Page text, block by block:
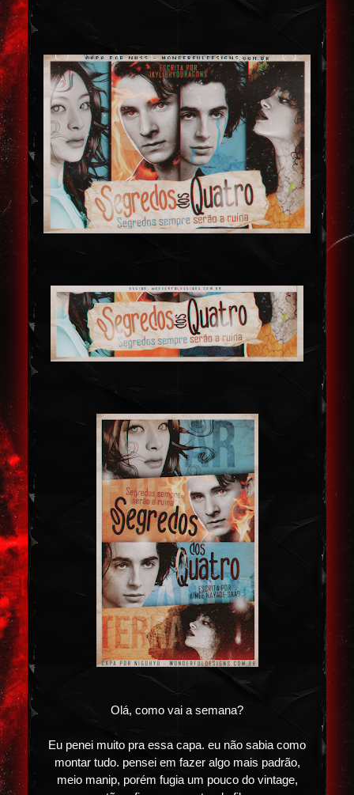
Olá, como vai a semana?
Eu penei muito pra essa capa. eu não sabia como
montar tudo. pensei em fazer algo mais padrão,
meio manip, porém fugia um pouco do vintage,